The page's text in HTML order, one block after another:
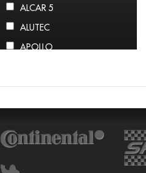
ALCAR 5
ALUTEC
APOLLO
ARROWSPEED
ATLAS
AUTOGREEN